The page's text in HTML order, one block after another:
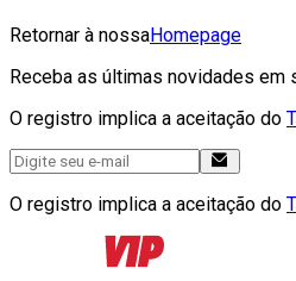
Retornar à nossaHomepage
Receba as últimas novidades em
O registro implica a aceitação do
O registro implica a aceitação do